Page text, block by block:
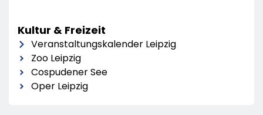
Kultur & Freizeit
Veranstaltungskalender Leipzig
Zoo Leipzig
Cospudener See
Oper Leipzig